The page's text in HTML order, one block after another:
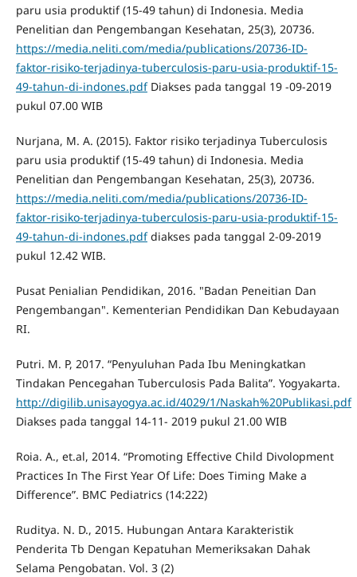
paru usia produktif (15-49 tahun) di Indonesia. Media
Penelitian dan Pengembangan Kesehatan, 25(3), 20736.
https://media.neliti.com/media/publications/20736-ID-
faktor-risiko-terjadinya-tuberculosis-paru-usia-produktif-15-
49-tahun-di-indones.pdfDiakses pada tanggal 19 -09-2019
pukul 07.00 WIB
Nurjana, M. A. (2015). Faktor risiko terjadinya Tuberculosis
paru usia produktif (15-49 tahun) di Indonesia. Media
Penelitian dan Pengembangan Kesehatan, 25(3), 20736.
https://media.neliti.com/media/publications/20736-ID-
faktor-risiko-terjadinya-tuberculosis-paru-usia-produktif-15-
49-tahun-di-indones.pdfdiakses pada tanggal 2-09-2019
pukul 12.42 WIB.
Pusat Penialian Pendidikan, 2016. "Badan Peneitian Dan
Pengembangan". Kementerian Pendidikan Dan Kebudayaan
RI.
Putri. M. P, 2017. “Penyuluhan Pada Ibu Meningkatkan
Tindakan Pencegahan Tuberculosis Pada Balita”. Yogyakarta.
http://digilib.unisayogya.ac.id/4029/1/Naskah%20Publikasi.pdf
Diakses pada tanggal 14-11- 2019 pukul 21.00 WIB
Roia. A., et.al, 2014. “Promoting Effective Child Divolopment
Practices In The First Year Of Life: Does Timing Make a
Difference”. BMC Pediatrics (14:222)
Ruditya. N. D., 2015. Hubungan Antara Karakteristik
Penderita Tb Dengan Kepatuhan Memeriksakan Dahak
Selama Pengobatan. Vol. 3 (2)